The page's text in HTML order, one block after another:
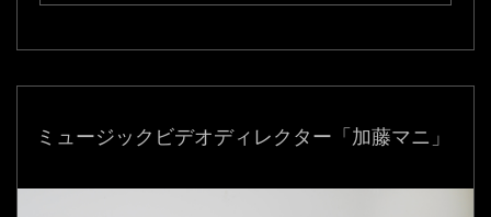
ミュージックビデオディレクター「加藤マニ」